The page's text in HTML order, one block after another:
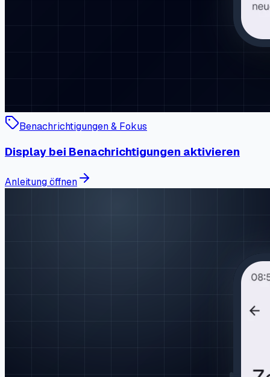
Benachrichtigungen & Fokus
Display bei Benachrichtigungen aktivieren
Anleitung öffnen